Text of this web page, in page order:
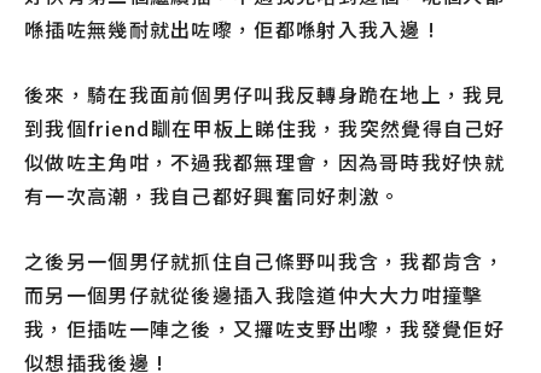
喺插咗無幾耐就出咗嚟，佢都喺射入我入邊 !
後來，騎在我面前個男仔叫我反轉身跪在地上，我見
到我個friend瞓在甲板上睇住我，我突然覺得自己好
似做咗主角咁，不過我都無理會，因為哥時我好快就
有一次高潮，我自己都好興奮同好刺激。
之後另一個男仔就抓住自己條野叫我含，我都肯含，
而另一個男仔就從後邊插入我陰道仲大大力咁撞擊
我，佢插咗一陣之後，又攞咗支野出嚟，我發覺佢好
似想插我後邊 !